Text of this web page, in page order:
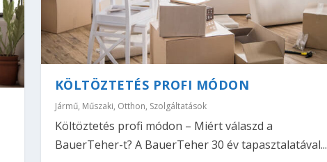
KÖLTÖZTETÉS PROFI MÓDON
Jármű, Műszaki, Otthon, Szolgáltatások
Költöztetés profi módon – Miért válaszd a
BauerTeher-t? A BauerTeher 30 év tapasztalatával...